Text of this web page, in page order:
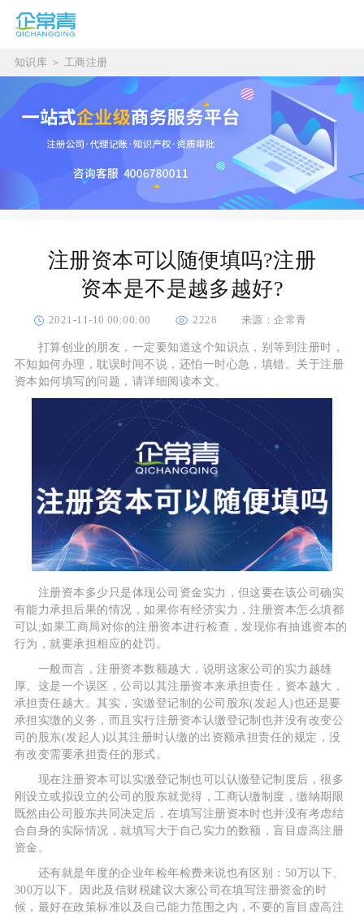
知识库 ＞ 工商注册
注册资本可以随便填吗?注册
资本是不是越多越好?
2021-11-10 00:00:00 2228 来源：企常青
打算创业的朋友，一定要知道这个知识点，别等到注册时，
不知如何办理，耽误时间不说，还怕一时心急，填错。关于注册
资本如何填写的问题，请详细阅读本文。
注册资本多少只是体现公司资金实力，但这要在该公司确实
有能力承担后果的情况，如果你有经济实力，注册资本怎么填都
可以;如果工商局对你的注册资本进行检查，发现你有抽逃资本的
行为，就要承担相应的处罚。
一般而言，注册资本数额越大，说明这家公司的实力越雄
厚。这是一个误区，公司以其注册资本来承担责任，资本越大，
承担责任越大。其实，实缴登记制的公司股东(发起人)也还是要
承担实缴的义务，而且实行注册资本认缴登记制也并没有改变公
司的股东(发起人)以其注册时认缴的出资额承担责任的规定，没
有改变需要承担责任的形式。
现在注册资本可以实缴登记制也可以认缴登记制度后，很多
刚设立或拟设立的公司的股东就觉得，工商认缴制度，缴纳期限
既然由公司股东共同决定后，在填写注册资本时也并没有考虑结
合自身的实际情况，就填写大于自己实力的数额，盲目虚高注册
资金。
还有就是年度的企业年检年检费来说也有区别：50万以下、
300万以下。因此及信财税建议大家公司在填写注册资金的时
候，最好在政策标准以及自己能力范围之内，不要的盲目虚高注